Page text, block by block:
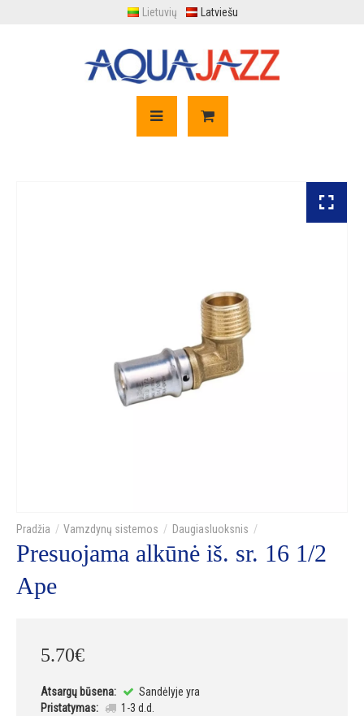
Lietuvių Latviešu
Vamzdynų sistemos Daugiasluoksnis
Presuojama alkūnė iš. sr. 16 1/2
Ape
5.70€
Atsargų būsena:
Sandėlyje yra
Pristatymas:
1-3 d.d.